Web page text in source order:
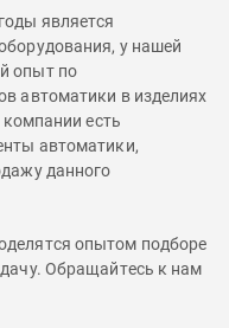
является
у нашей
опыт по
автоматики в изделиях
есть
автоматики,
данного
опытом подборе
Обращайтесь к нам